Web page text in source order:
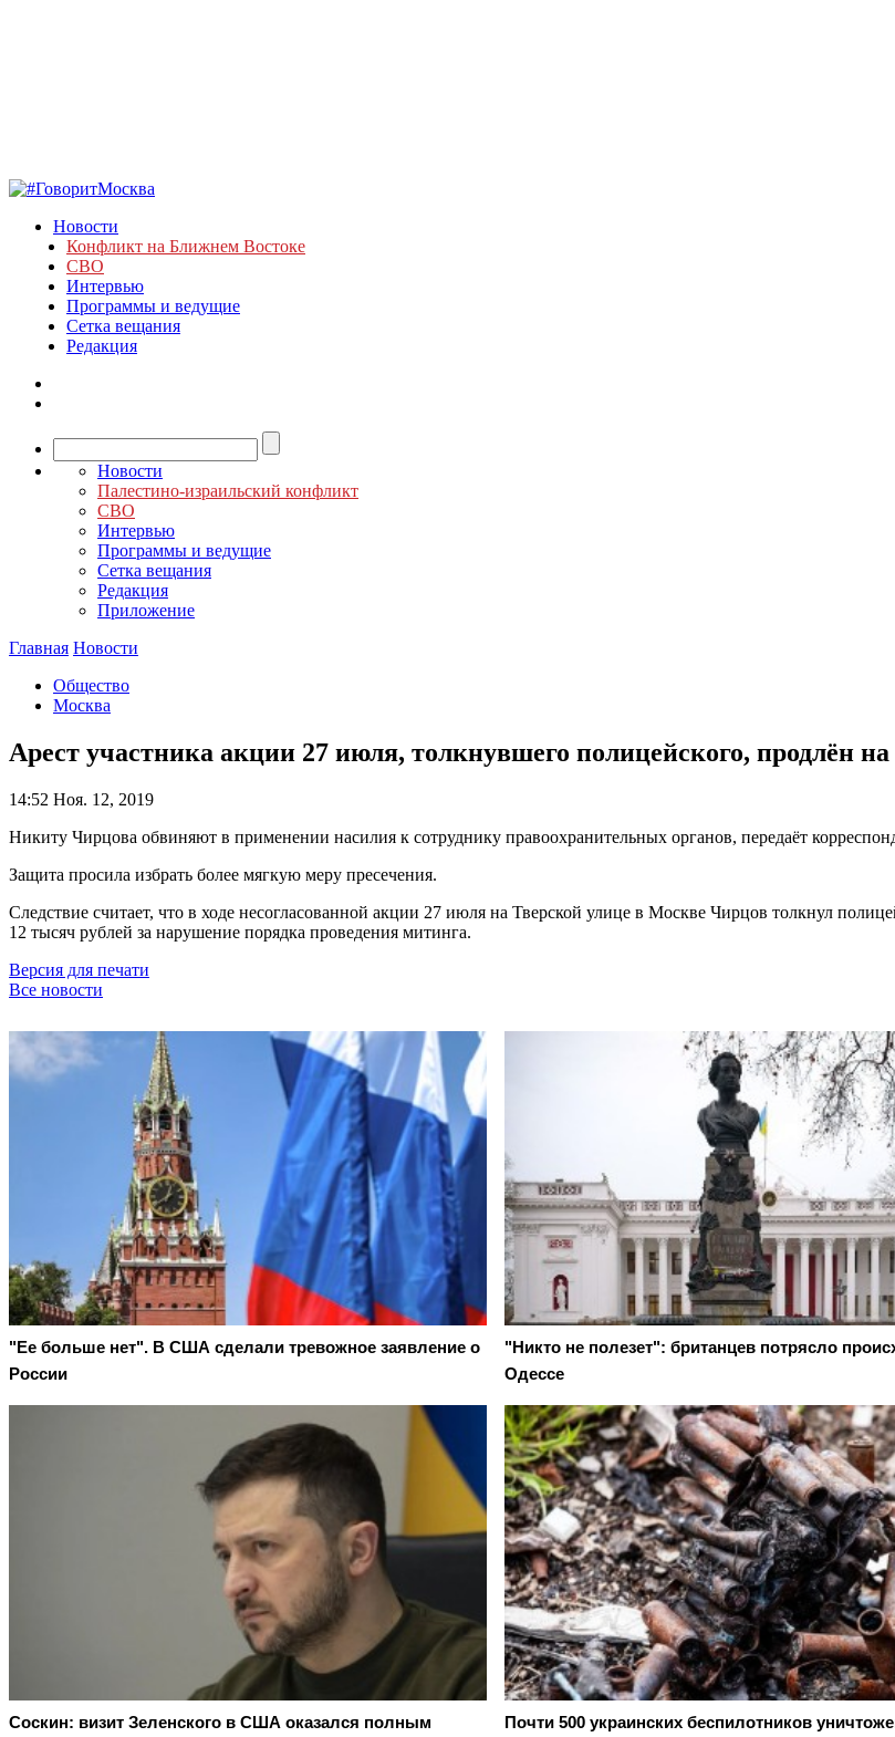
Новости
Конфликт на Ближнем Востоке
СВО
Интервью
Программы и ведущие
Сетка вещания
Редакция
Новости
Палестино-израильский конфликт
СВО
Интервью
Программы и ведущие
Сетка вещания
Редакция
Приложение
Главная Новости
Общество
Москва
Арест участника акции 27 июля, толкнувшего полицейского, продлён на
14:52 Ноя. 12, 2019
Никиту Чирцова обвиняют в применении насилия к сотруднику правоохранительных органов, передаёт
Защита просила избрать более мягкую меру пресечения.
Следствие считает, что в ходе несогласованной акции 27 июля на Тверской улице в Москве Чирцов толкнул
12 тысяч рублей за нарушение порядка проведения митинга.
Версия для печати
Все новости
"Ее больше нет". В США сделали тревожное заявление о
России
"Никто не полезет": британцев потрясло
Одессе
Соскин: визит Зеленского в США оказался полным
Почти 500 украинских беспилотников